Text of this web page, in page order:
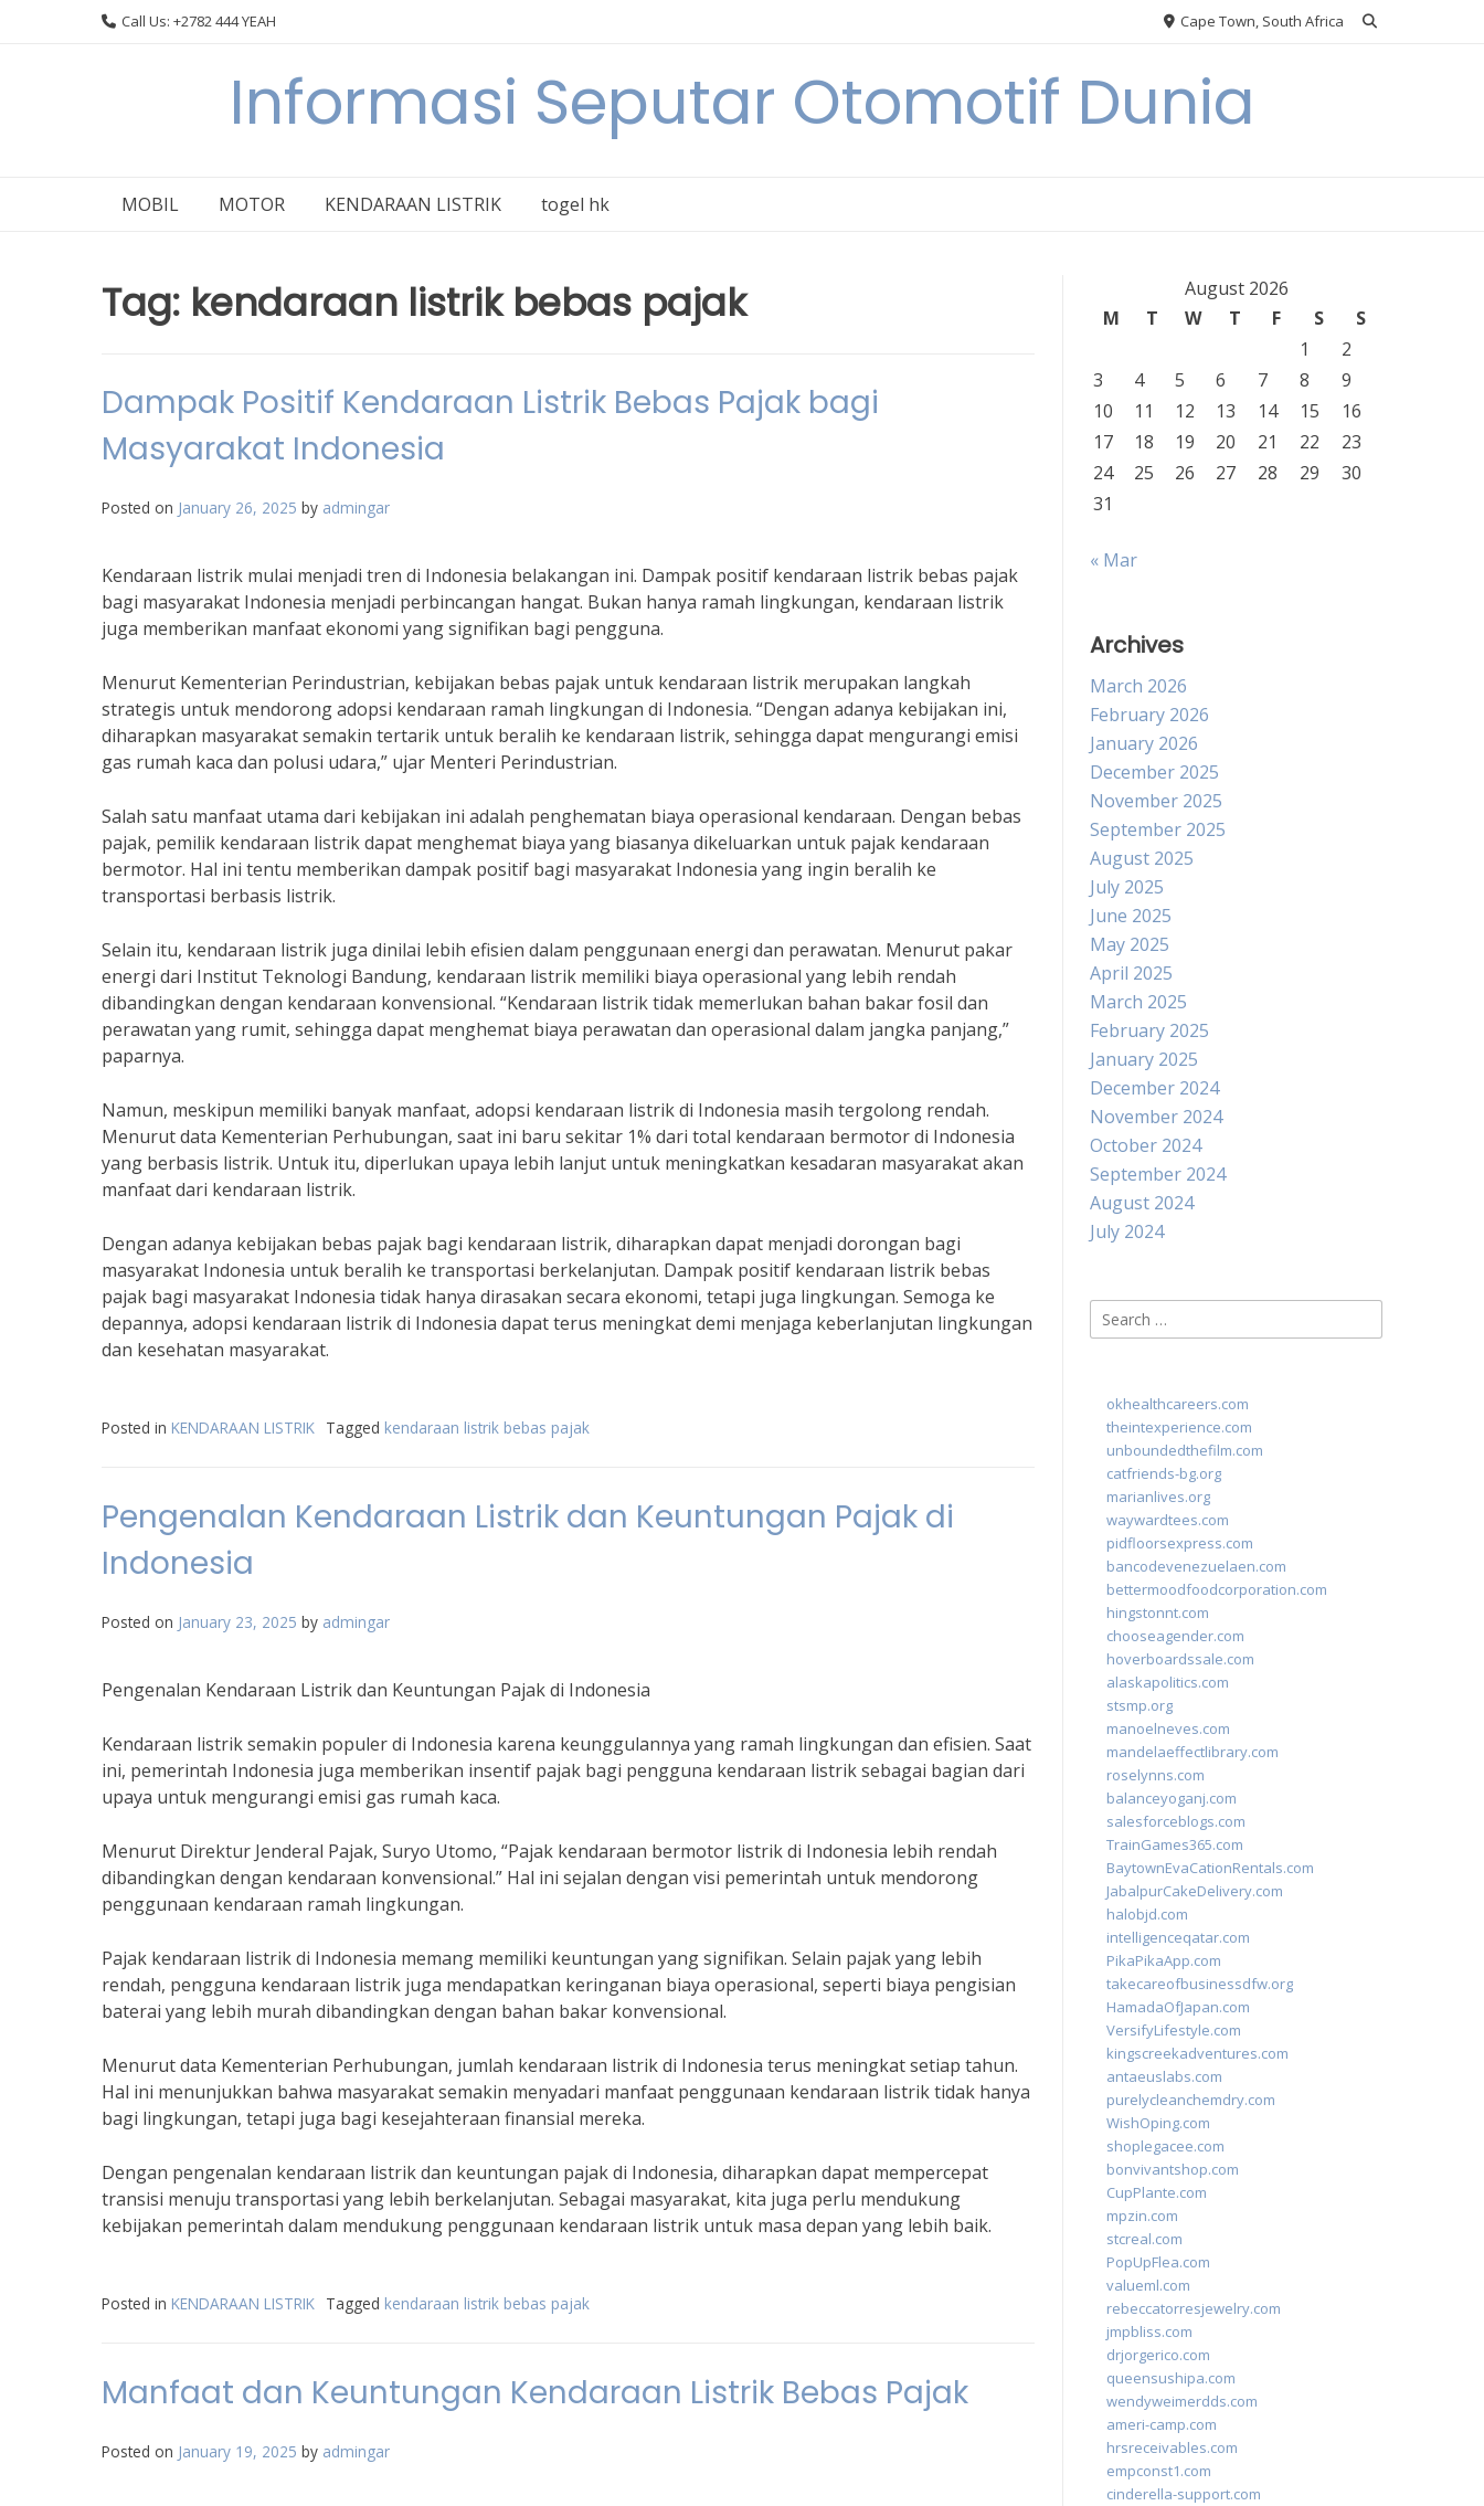
Call Us: +2782 444 YEAH Cape Town, South Africa
Informasi Seputar Otomotif Dunia
MOBIL MOTOR KENDARAAN LISTRIK togel hk
Tag: kendaraan listrik bebas pajak
Dampak Positif Kendaraan Listrik Bebas Pajak bagi
Masyarakat Indonesia
Posted on January 26, 2025 by admingar
Kendaraan listrik mulai menjadi tren di Indonesia belakangan ini. Dampak positif kendaraan listrik bebas pajak
bagi masyarakat Indonesia menjadi perbincangan hangat. Bukan hanya ramah lingkungan, kendaraan listrik
juga memberikan manfaat ekonomi yang signifikan bagi pengguna.
Menurut Kementerian Perindustrian, kebijakan bebas pajak untuk kendaraan listrik merupakan langkah
strategis untuk mendorong adopsi kendaraan ramah lingkungan di Indonesia. “Dengan adanya kebijakan ini,
diharapkan masyarakat semakin tertarik untuk beralih ke kendaraan listrik, sehingga dapat mengurangi emisi
gas rumah kaca dan polusi udara,” ujar Menteri Perindustrian.
Salah satu manfaat utama dari kebijakan ini adalah penghematan biaya operasional kendaraan. Dengan bebas
pajak, pemilik kendaraan listrik dapat menghemat biaya yang biasanya dikeluarkan untuk pajak kendaraan
bermotor. Hal ini tentu memberikan dampak positif bagi masyarakat Indonesia yang ingin beralih ke
transportasi berbasis listrik.
Selain itu, kendaraan listrik juga dinilai lebih efisien dalam penggunaan energi dan perawatan. Menurut pakar
energi dari Institut Teknologi Bandung, kendaraan listrik memiliki biaya operasional yang lebih rendah
dibandingkan dengan kendaraan konvensional. “Kendaraan listrik tidak memerlukan bahan bakar fosil dan
perawatan yang rumit, sehingga dapat menghemat biaya perawatan dan operasional dalam jangka panjang,”
paparnya.
Namun, meskipun memiliki banyak manfaat, adopsi kendaraan listrik di Indonesia masih tergolong rendah.
Menurut data Kementerian Perhubungan, saat ini baru sekitar 1% dari total kendaraan bermotor di Indonesia
yang berbasis listrik. Untuk itu, diperlukan upaya lebih lanjut untuk meningkatkan kesadaran masyarakat akan
manfaat dari kendaraan listrik.
Dengan adanya kebijakan bebas pajak bagi kendaraan listrik, diharapkan dapat menjadi dorongan bagi
masyarakat Indonesia untuk beralih ke transportasi berkelanjutan. Dampak positif kendaraan listrik bebas
pajak bagi masyarakat Indonesia tidak hanya dirasakan secara ekonomi, tetapi juga lingkungan. Semoga ke
depannya, adopsi kendaraan listrik di Indonesia dapat terus meningkat demi menjaga keberlanjutan lingkungan
dan kesehatan masyarakat.
Posted in KENDARAAN LISTRIK Tagged kendaraan listrik bebas pajak
Pengenalan Kendaraan Listrik dan Keuntungan Pajak di
Indonesia
Posted on January 23, 2025 by admingar
Pengenalan Kendaraan Listrik dan Keuntungan Pajak di Indonesia
Kendaraan listrik semakin populer di Indonesia karena keunggulannya yang ramah lingkungan dan efisien. Saat
ini, pemerintah Indonesia juga memberikan insentif pajak bagi pengguna kendaraan listrik sebagai bagian dari
upaya untuk mengurangi emisi gas rumah kaca.
Menurut Direktur Jenderal Pajak, Suryo Utomo, “Pajak kendaraan bermotor listrik di Indonesia lebih rendah
dibandingkan dengan kendaraan konvensional.” Hal ini sejalan dengan visi pemerintah untuk mendorong
penggunaan kendaraan ramah lingkungan.
Pajak kendaraan listrik di Indonesia memang memiliki keuntungan yang signifikan. Selain pajak yang lebih
rendah, pengguna kendaraan listrik juga mendapatkan keringanan biaya operasional, seperti biaya pengisian
baterai yang lebih murah dibandingkan dengan bahan bakar konvensional.
Menurut data Kementerian Perhubungan, jumlah kendaraan listrik di Indonesia terus meningkat setiap tahun.
Hal ini menunjukkan bahwa masyarakat semakin menyadari manfaat penggunaan kendaraan listrik tidak hanya
bagi lingkungan, tetapi juga bagi kesejahteraan finansial mereka.
Dengan pengenalan kendaraan listrik dan keuntungan pajak di Indonesia, diharapkan dapat mempercepat
transisi menuju transportasi yang lebih berkelanjutan. Sebagai masyarakat, kita juga perlu mendukung
kebijakan pemerintah dalam mendukung penggunaan kendaraan listrik untuk masa depan yang lebih baik.
Posted in KENDARAAN LISTRIK Tagged kendaraan listrik bebas pajak
Manfaat dan Keuntungan Kendaraan Listrik Bebas Pajak
Posted on January 19, 2025 by admingar
August 2026
M
T W T F S
S
1
2
3
4 5 6 7 8
9
10
11 12 13 14 15
16
17
18 19 20 21 22
23
24
25 26 27 28 29
30
31
« Mar
Archives
March 2026
February 2026
January 2026
December 2025
November 2025
September 2025
August 2025
July 2025
June 2025
May 2025
April 2025
March 2025
February 2025
January 2025
December 2024
November 2024
October 2024
September 2024
August 2024
July 2024
Search
for:
okhealthcareers.com
theintexperience.com
unboundedthefilm.com
catfriends-bg.org
marianlives.org
waywardtees.com
pidfloorsexpress.com
bancodevenezuelaen.com
bettermoodfoodcorporation.com
hingstonnt.com
chooseagender.com
hoverboardssale.com
alaskapolitics.com
stsmp.org
manoelneves.com
mandelaeffectlibrary.com
roselynns.com
balanceyoganj.com
salesforceblogs.com
TrainGames365.com
BaytownEvaCationRentals.com
JabalpurCakeDelivery.com
halobjd.com
intelligenceqatar.com
PikaPikaApp.com
takecareofbusinessdfw.org
HamadaOfJapan.com
VersifyLifestyle.com
kingscreekadventures.com
antaeuslabs.com
purelycleanchemdry.com
WishOping.com
shoplegacee.com
bonvivantshop.com
CupPlante.com
mpzin.com
stcreal.com
PopUpFlea.com
valueml.com
rebeccatorresjewelry.com
jmpbliss.com
drjorgerico.com
queensushipa.com
wendyweimerdds.com
ameri-camp.com
hrsreceivables.com
empconst1.com
cinderella-support.com